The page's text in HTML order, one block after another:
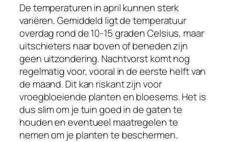
De temperaturen in april kunnen sterk
variëren. Gemiddeld ligt de temperatuur
overdag rond de 10-15 graden Celsius, maar
uitschieters naar boven of beneden zijn
geen uitzondering. Nachtvorst komt nog
regelmatig voor, vooral in de eerste helft van
de maand. Dit kan riskant zijn voor
vroegbloeiende planten en bloesems. Het is
dus slim om je tuin goed in de gaten te
houden en eventueel maatregelen te
nemen om je planten te beschermen.